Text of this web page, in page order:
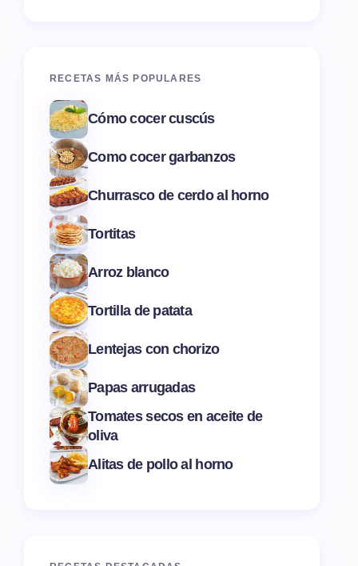
RECETAS MÁS POPULARES
Cómo cocer cuscús
Como cocer garbanzos
Churrasco de cerdo al horno
Tortitas
Arroz blanco
Tortilla de patata
Lentejas con chorizo
Papas arrugadas
Tomates secos en aceite de
oliva
Alitas de pollo al horno